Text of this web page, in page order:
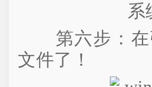
第六步：在
文件了！